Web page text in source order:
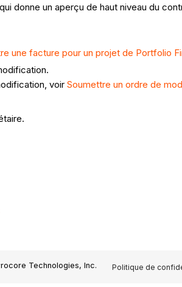
donne un aperçu de haut niveau du
une facture pour un projet de Portfolio
voirSoumettre un ordre de
Technologies, Inc. Politique de